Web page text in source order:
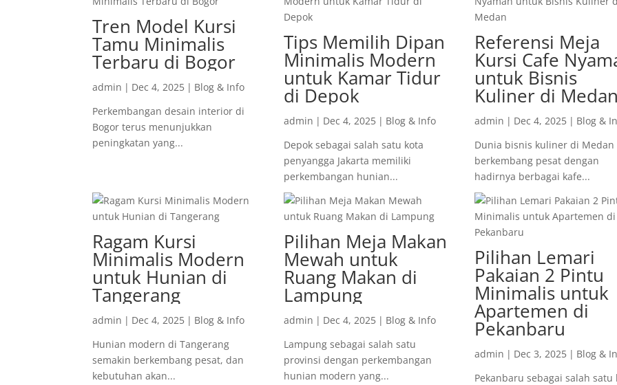
Tren Model Kursi
Tamu Minimalis
Terbaru di Bogor
admin | Dec 4, 2025 | Blog & Info
Perkembangan desain interior di
Bogor terus menunjukkan
peningkatan yang...
Tips Memilih Dipan
Minimalis Modern
untuk Kamar Tidur
di Depok
admin | Dec 4, 2025 | Blog & Info
Depok sebagai salah satu kota
penyangga Jakarta memiliki
perkembangan hunian...
Referensi Meja
Kursi Cafe
untuk Bisnis
Kuliner di
admin | Dec 4, 2025 | Blog &
Dunia bisnis kuliner di Medan
berkembang pesat dengan
hadirnya berbagai kafe...
Ragam Kursi
Minimalis Modern
untuk Hunian di
Tangerang
admin | Dec 4, 2025 | Blog & Info
Hunian modern di Tangerang
semakin berkembang pesat, dan
kebutuhan akan...
Pilihan Meja Makan
Mewah untuk
Ruang Makan di
Lampung
admin | Dec 4, 2025 | Blog & Info
Lampung sebagai salah satu
provinsi dengan perkembangan
hunian modern yang...
Pilihan Lemari
Pakaian 2 Pintu
Minimalis untuk
Apartemen di
Pekanbaru
admin | Dec 3, 2025 | Blog &
Pekanbaru sebagai salah satu